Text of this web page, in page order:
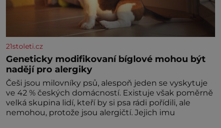
21stoleti.cz
Geneticky modifikovaní bíglové mohou být
nadějí pro alergiky
Češi jsou milovníky psů, alespoň jeden se vyskytuje
ve 42 % českých domácností. Existuje však poměrně
velká skupina lidí, kteří by si psa rádi pořídili, ale
nemohou, protože jsou alergičtí. Jejich imu